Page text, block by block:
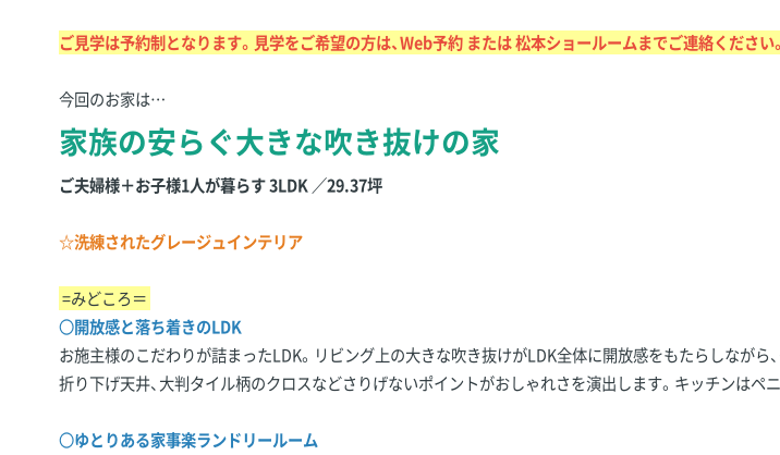
ご見学は予約制となります。見学をご希望の方は、Web予約 または 松本ショールームまでご連絡ください。
今回のお家は…
家族の安らぐ大きな吹き抜けの家
ご夫婦様＋お子様1人が暮らす 3LDK ／29.37坪
☆洗練されたグレージュインテリア
=みどころ＝
〇開放感と落ち着きのLDK
お施主様のこだわりが詰まったLDK。リビング上の大きな吹き抜けがLDK全体に開放感をもたらしなが
折り下げ天井、大判タイル柄のクロスなどさりげないポイントがおしゃれさを演出します。キッチンはペ
〇ゆとりある家事楽ランドリールーム